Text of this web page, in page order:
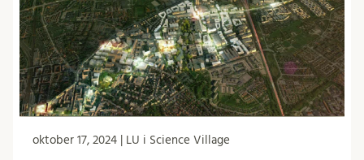
oktober 17, 2024 | LU i Science Village